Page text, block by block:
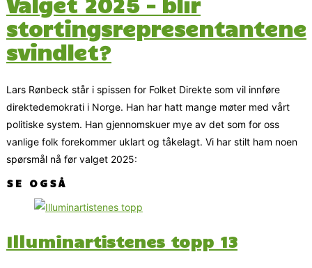
stortingsrepresentantene
svindlet?
Lars Rønbeck står i spissen for Folket Direkte som vil innføre
direktedemokrati i Norge. Han har hatt mange møter med vårt
politiske system. Han gjennomskuer mye av det som for oss
vanlige folk forekommer uklart og tåkelagt. Vi har stilt ham noen
spørsmål nå før valget 2025:
SE OGSÅ
Illuminartistenes topp 13